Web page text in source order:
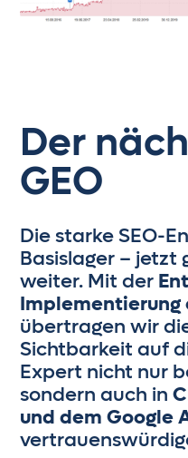
Der
GEO
Die starke SEO-
Basislager – jetzt
weiter. Mit der
Implementierung
übertragen wir
Sichtbarkeit auf
Expert nicht nur
sondern auch in
und dem Google